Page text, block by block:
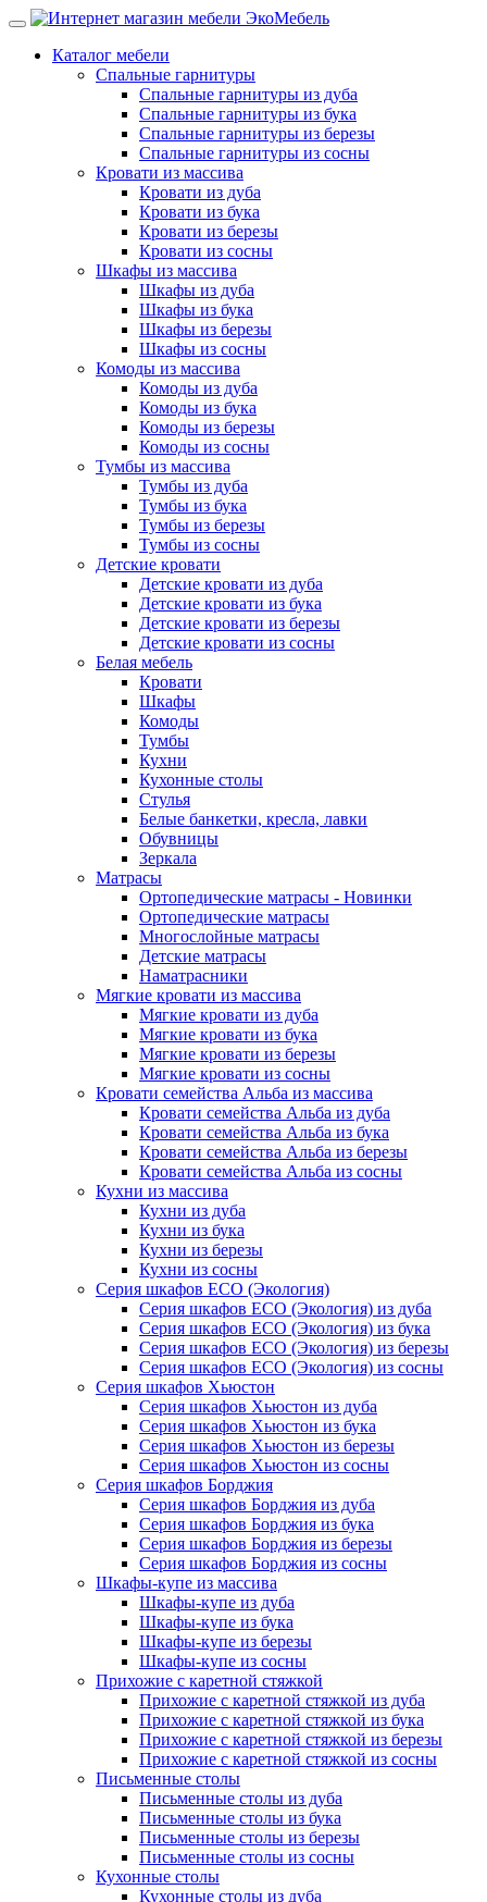
Каталог мебели
Спальные гарнитуры
Спальные гарнитуры из дуба
Спальные гарнитуры из бука
Спальные гарнитуры из березы
Спальные гарнитуры из сосны
Кровати из массива
Кровати из дуба
Кровати из бука
Кровати из березы
Кровати из сосны
Шкафы из массива
Шкафы из дуба
Шкафы из бука
Шкафы из березы
Шкафы из сосны
Комоды из массива
Комоды из дуба
Комоды из бука
Комоды из березы
Комоды из сосны
Тумбы из массива
Тумбы из дуба
Тумбы из бука
Тумбы из березы
Тумбы из сосны
Детские кровати
Детские кровати из дуба
Детские кровати из бука
Детские кровати из березы
Детские кровати из сосны
Белая мебель
Кровати
Шкафы
Комоды
Тумбы
Кухни
Кухонные столы
Стулья
Белые банкетки, кресла, лавки
Обувницы
Зеркала
Матрасы
Ортопедические матрасы - Новинки
Ортопедические матрасы
Многослойные матрасы
Детские матрасы
Наматрасники
Мягкие кровати из массива
Мягкие кровати из дуба
Мягкие кровати из бука
Мягкие кровати из березы
Мягкие кровати из сосны
Кровати семейства Альба из массива
Кровати семейства Альба из дуба
Кровати семейства Альба из бука
Кровати семейства Альба из березы
Кровати семейства Альба из сосны
Кухни из массива
Кухни из дуба
Кухни из бука
Кухни из березы
Кухни из сосны
Серия шкафов ECO (Экология)
Серия шкафов ECO (Экология) из дуба
Серия шкафов ECO (Экология) из бука
Серия шкафов ECO (Экология) из березы
Серия шкафов ECO (Экология) из сосны
Серия шкафов Хьюстон
Серия шкафов Хьюстон из дуба
Серия шкафов Хьюстон из бука
Серия шкафов Хьюстон из березы
Серия шкафов Хьюстон из сосны
Серия шкафов Борджия
Серия шкафов Борджия из дуба
Серия шкафов Борджия из бука
Серия шкафов Борджия из березы
Серия шкафов Борджия из сосны
Шкафы-купе из массива
Шкафы-купе из дуба
Шкафы-купе из бука
Шкафы-купе из березы
Шкафы-купе из сосны
Прихожие с каретной стяжкой
Прихожие с каретной стяжкой из дуба
Прихожие с каретной стяжкой из бука
Прихожие с каретной стяжкой из березы
Прихожие с каретной стяжкой из сосны
Письменные столы
Письменные столы из дуба
Письменные столы из бука
Письменные столы из березы
Письменные столы из сосны
Кухонные столы
Кухонные столы из дуба